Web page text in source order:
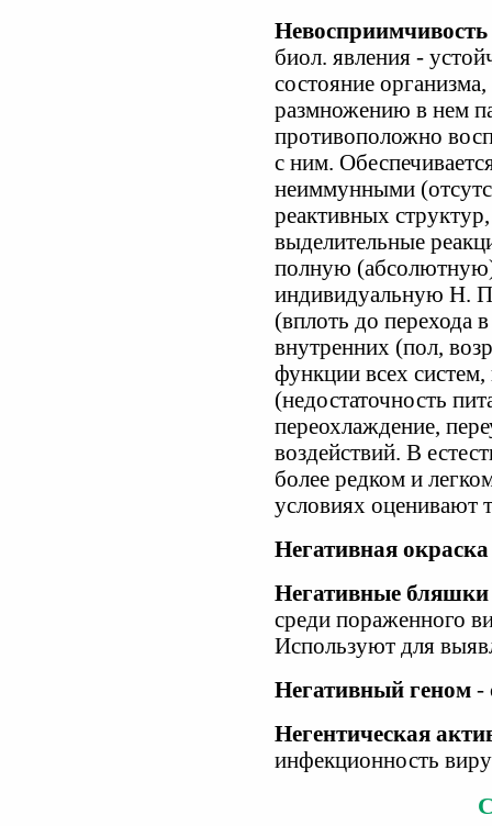
Невосприимчивость
биол. явления -
состояние
размножению в нем
противоположно
с ним.
неиммунными
реактивных
выделительные
полную
индивидуальную Н.
(вплоть до перехода
внутренних (пол,
функции всех
(недостаточность
переохлаждение,
воздействий. В
более редком и
условиях оценивают
Негативная окраска
Негативные бляшки
среди пораженного
Используют для
Негативный геном -
Негентическая
инфекционность